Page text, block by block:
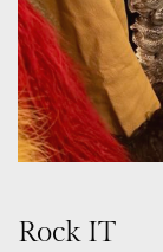
Rock IT